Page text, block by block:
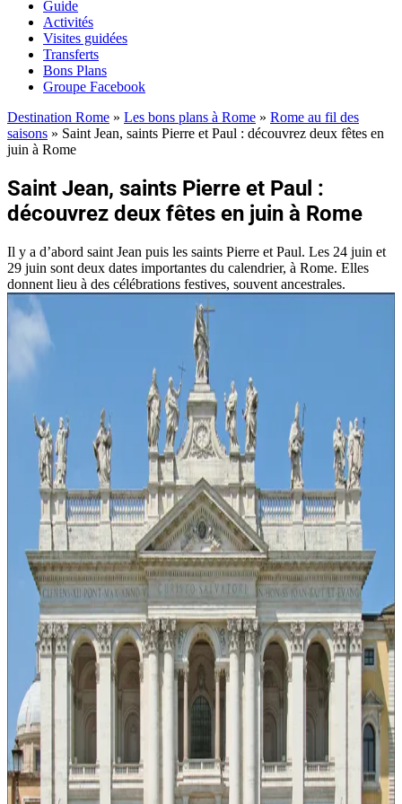
Guide
Activités
Visites guidées
Transferts
Bons Plans
Groupe Facebook
Destination Rome » Les bons plans à Rome » Rome au fil des
saisons » Saint Jean, saints Pierre et Paul : découvrez deux fêtes en
juin à Rome
Saint Jean, saints Pierre et Paul :
découvrez deux fêtes en juin à Rome
Il y a d’abord saint Jean puis les saints Pierre et Paul. Les 24 juin et
29 juin sont deux dates importantes du calendrier, à Rome. Elles
donnent lieu à des célébrations festives, souvent ancestrales.